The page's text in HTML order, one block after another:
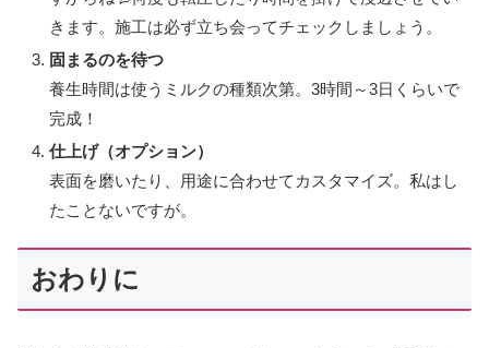
きます。施工は必ず立ち会ってチェックしましょう。
固まるのを待つ
養生時間は使うミルクの種類次第。3時間～3日くらいで
完成！
仕上げ（オプション）
表面を磨いたり、用途に合わせてカスタマイズ。私はし
たことないですが。
おわりに